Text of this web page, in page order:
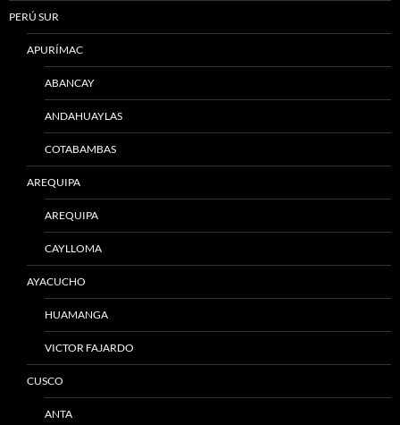
PERÚ SUR
APURÍMAC
ABANCAY
ANDAHUAYLAS
COTABAMBAS
AREQUIPA
AREQUIPA
CAYLLOMA
AYACUCHO
HUAMANGA
VICTOR FAJARDO
CUSCO
ANTA